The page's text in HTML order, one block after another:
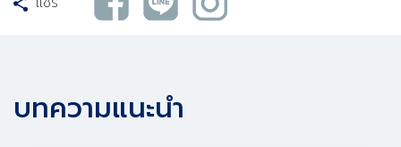
บทความแนะนำ